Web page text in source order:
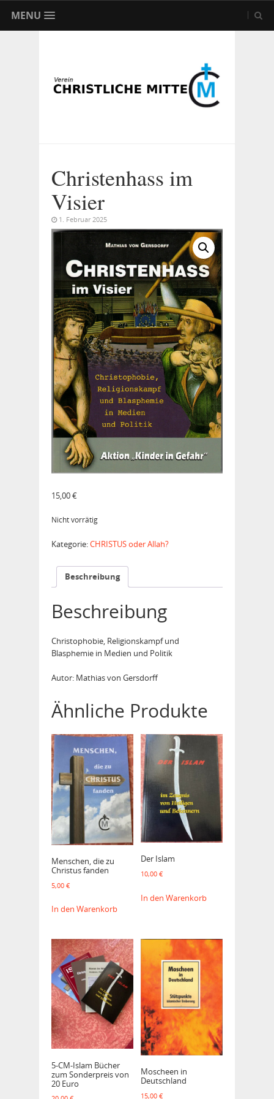
MENU
Christenhass im
Visier
1. Februar 2025
15,00€
Nicht vorrätig
Kategorie:CHRISTUS oder Allah?
Beschreibung
Beschreibung
Christophobie, Religionskampf und
Blasphemie in Medien und Politik
Autor: Mathias von Gersdorff
Ähnliche Produkte
Menschen, die zu
Christus fanden
5,00 €
In den Warenkorb
Der Islam
10,00 €
In den Warenkorb
5-CM-Islam Bücher
zum Sonderpreis von
20 Euro
Moscheen in
Deutschland
15,00 €